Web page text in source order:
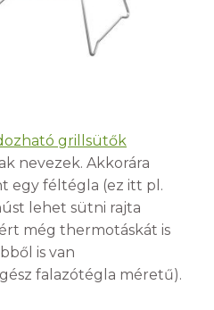
grillsütők
nevezek. Akkorára
egy féltégla (ez itt pl.
lehet sütni rajta
még thermotáskát is
is van
falazótégla méretű).